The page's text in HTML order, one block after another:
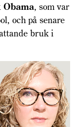
Obama, som var
och på senare
bruk i